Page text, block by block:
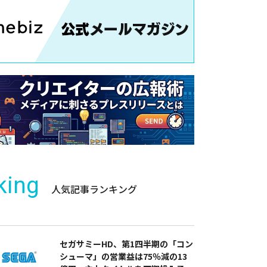
人気記事ランキング
セガサミーHD、第1四半期の「コン
シューマ」の営業益は75％減の13